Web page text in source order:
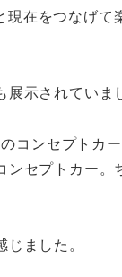
在をつなげて
示されていま
コンセプトカ
セプトカー。
ました。